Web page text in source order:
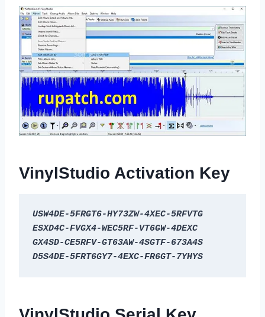
VinylStudio Activation Key
USW4DE-5FRGT6-HY73ZW-4XEC-5RFVTG
ESXD4C-FVGX4-WEC5RF-VT6GW-4DEXC
GX4SD-CE5RFV-GT63AW-4SGTF-673A4S
D5S4DE-5FRT6GY7-4EXC-FR6GT-7YHYS